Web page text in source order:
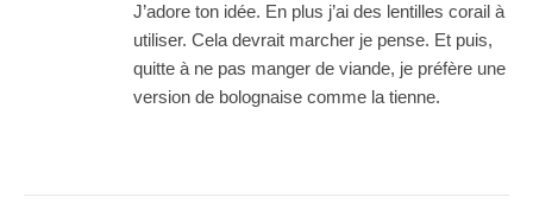
J’adore ton idée. En plus j’ai des lentilles corail à
utiliser. Cela devrait marcher je pense. Et puis,
quitte à ne pas manger de viande, je préfère une
version de bolognaise comme la tienne.